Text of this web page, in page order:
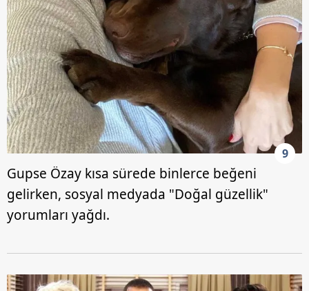
9
Gupse Özay kısa sürede binlerce beğeni
gelirken, sosyal medyada "Doğal güzellik"
yorumları yağdı.